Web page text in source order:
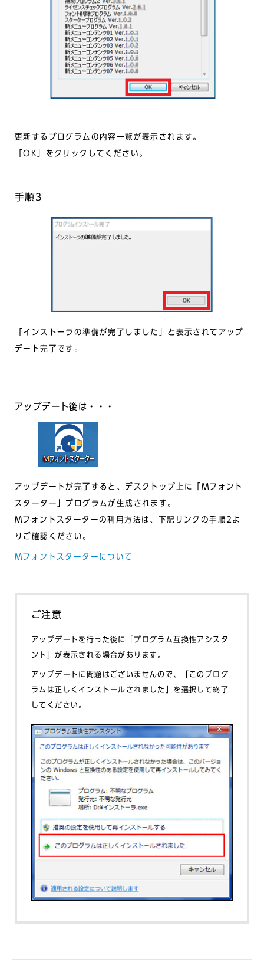
更新するプログラムの内容一覧が表示されます。
「OK」をクリックしてください。
手順3
「インストーラの準備が完了しました」と表示されてアップ
デート完了です。
アップデート後は・・・
アップデートが完了すると、デスクトップ上に「Mフォント
スターター」プログラムが生成されます。
Mフォントスターターの利用方法は、下記リンクの手順2よ
りご確認ください。
Mフォントスターターについて
ご注意
アップデートを行った後に「プログラム互換性アシスタ
ント」が表示される場合があります。
アップデートに問題はございませんので、「このプログ
ラムは正しくインストールされました」を選択して終了
してください。